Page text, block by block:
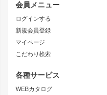
会員メニュー
ログインする
新規会員登録
マイページ
こだわり検索
各種サービス
WEBカタログ
トレノ
マークX
ニッサン
S15 シルビア
S14 シルビア 後期
S13 シルビア
リアウイング